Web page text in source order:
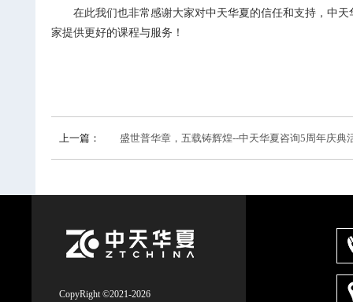
在此我们也非常感谢大家对中天华夏的信任和支持，中
家提供更好的课程与服务！
上一篇： 盛世普华章，五载铸辉煌--中天华夏咨询5周年庆典
CopyRight ©2021-2026